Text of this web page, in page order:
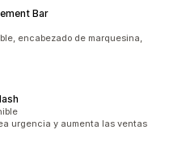
Bar
encabezado de marquesina,
urgencia y aumenta las ventas